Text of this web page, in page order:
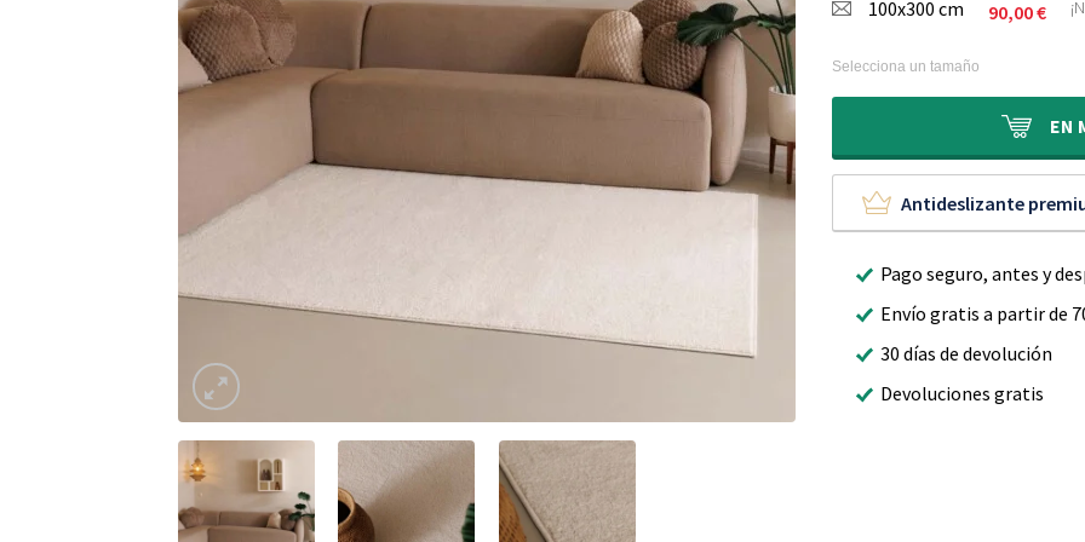
100x300 cm 90,00€
Selecciona un tamaño
EN
Antideslizante
Pago seguro, antes y
Envío gratis a partir de
30 días de devolución
Devoluciones gratis